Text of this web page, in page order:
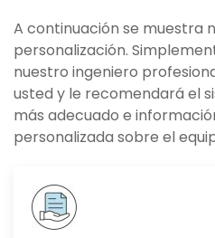
A continuación se muestra
personalización.
nuestro ingeniero
usted y le recomendará el
más adecuado e
personalizada sobre el